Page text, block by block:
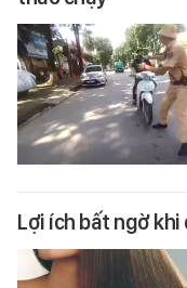
Lợi ích bất ngờ